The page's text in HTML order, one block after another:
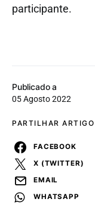
Publicado a
05 Agosto 2022
PARTILHAR ARTIGO
FACEBOOK
X (TWITTER)
EMAIL
WHATSAPP
participante.